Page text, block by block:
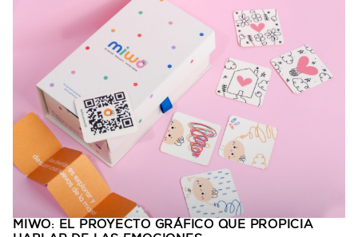
MIWO: EL PROYECTO GRÁFICO QUE PROPICIA